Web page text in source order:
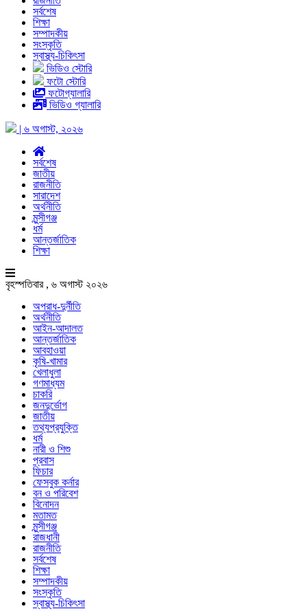
সর্বশেষ
শিক্ষা
সম্পাদকীয়
সংস্কৃতি
স্বাস্থ্য-চিকিৎসা
ভিডিও স্টোরি
ফটো স্টোরি
ফটোগ্যালারি
ভিডিও গ্যালারি
| ৬ অগাস্ট, ২০২৬
সর্বশেষ
জাতীয়
রাজনীতি
সারাদেশ
অর্থনীতি
মুন্সীগঞ্জ
ধর্ম
আন্তর্জাতিক
শিক্ষা
বৃহস্পতিবার , ৬ অগাস্ট ২০২৬
অপরাধ-দুর্নীতি
অর্থনীতি
আইন-আদালত
আন্তর্জাতিক
আবহাওয়া
কৃষি-খামার
খেলাধুলা
গণমাধ্যম
চাকরি
জনদুর্ভোগ
জাতীয়
তথ্যপ্রযুক্তি
ধর্ম
নারী ও শিশু
প্রবাস
ফিচার
ফেসবুক কর্নার
বন ও পরিবেশ
বিনোদন
মতামত
মুন্সীগঞ্জ
রাজধানী
রাজনীতি
সর্বশেষ
শিক্ষা
সম্পাদকীয়
সংস্কৃতি
স্বাস্থ্য-চিকিৎসা